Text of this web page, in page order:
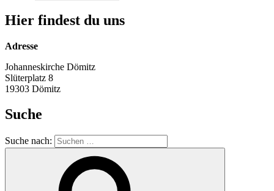
Hier findest du uns
Adresse
Johanneskirche Dömitz
Slüterplatz 8
19303 Dömitz
Suche
Suche nach: